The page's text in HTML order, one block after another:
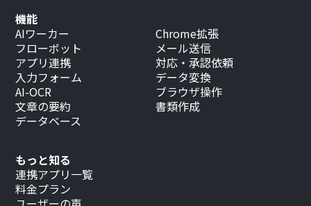
もっと知る
連携アプリ一覧
料金プラン
機能
AIワーカー
フローボット
アプリ連携
入力フォーム
AI-OCR
文章の要約
データベース
Chrome拡張
メール送信
対応・承認依頼
データ変換
ブラウザ操作
書類作成